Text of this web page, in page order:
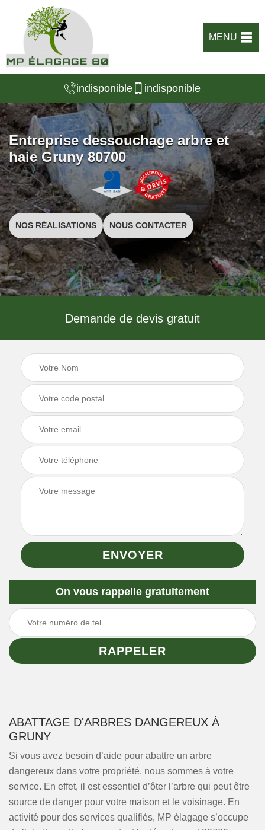
MENU
indisponible indisponible
Entreprise dessouchage arbre et
haie Gruny 80700
NOS RÉALISATIONS NOUS CONTACTER
Demande de devis gratuit
On vous rappelle gratuitement
ABATTAGE D'ARBRES DANGEREUX À
GRUNY
Si vous avez besoin d’aide pour abattre un arbre
dangereux dans votre propriété, nous sommes à votre
service. En effet, il est essentiel d’ôter l’arbre qui peut être
source de danger pour votre maison et le voisinage. En
activité pour des services qualifiés, MP élagage s’occupe